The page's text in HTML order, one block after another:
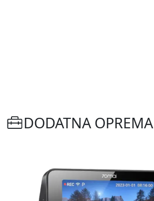
DODATNA OPREMA